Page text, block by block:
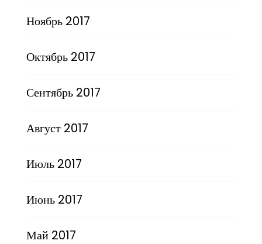
Ноябрь 2017
Октябрь 2017
Сентябрь 2017
Август 2017
Июль 2017
Июнь 2017
Май 2017